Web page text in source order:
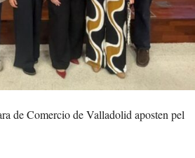
de Comercio de Valladolid aposten pel